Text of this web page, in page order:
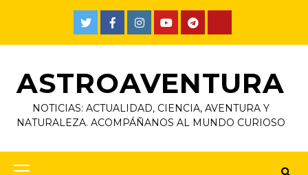
ASTROAVENTURA
NOTICIAS: ACTUALIDAD, CIENCIA, AVENTURA Y
NATURALEZA. ACOMPÁÑANOS AL MUNDO CURIOSO